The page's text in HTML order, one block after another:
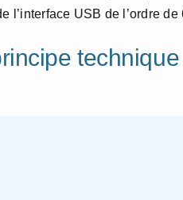
l’interface USB de l’ordre de